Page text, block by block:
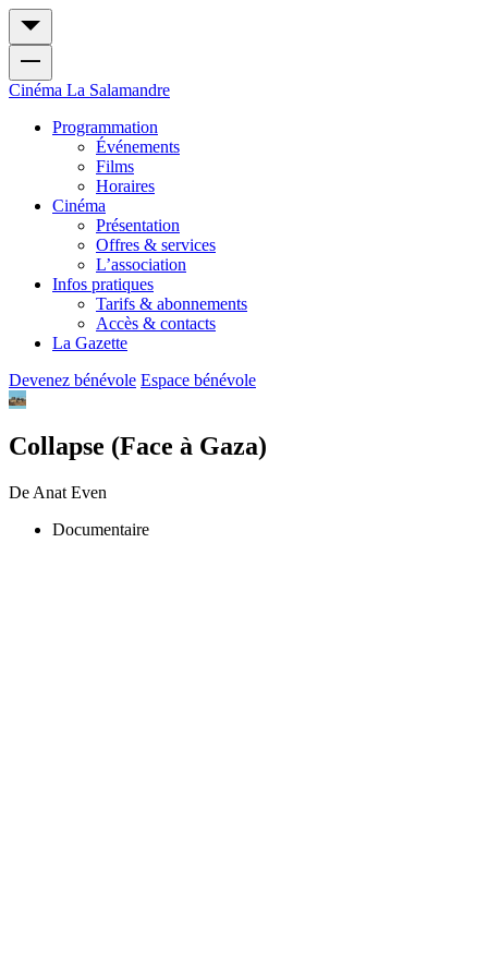
Cinéma La Salamandre
Programmation
Événements
Films
Horaires
Cinéma
Présentation
Offres & services
L’association
Infos pratiques
Tarifs & abonnements
Accès & contacts
La Gazette
Devenez bénévole Espace bénévole
Collapse (Face à Gaza)
De Anat Even
Documentaire